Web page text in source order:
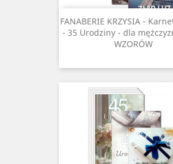
FANABERIE KRZYSIA -
- 35 Urodziny - dla
WZORÓW